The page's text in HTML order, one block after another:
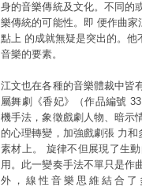
身的音樂傳統及文化。不同的
樂傳統的可能性。即 便作曲
點上 的成就無疑是突出的。
音樂的要素。
江文也在各種的音樂體裁中皆
屬舞劇《香妃》（作品編號
機手法，象徵戲劇人物、暗示
的心理轉變，加強戲劇張 力
素材上。 旋律不但展現了生
用。此一變奏手法不單只是作
外，線性音樂思維結合